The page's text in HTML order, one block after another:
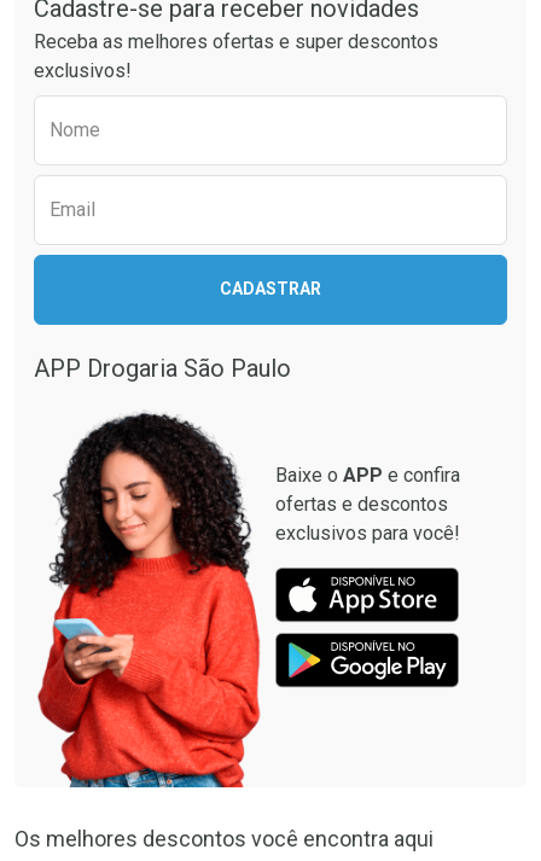
Ativar Desconto
Comprar sem Desconto
Comprar sem Desconto
Por R$ 61,55/cada
Ativar Desconto
Comprar sem Desconto
Comprar sem Desconto
Cadastre-se para receber novidades
Receba as melhores ofertas e super descontos
exclusivos!
Nome
Email
CADASTRAR
APP Drogaria São Paulo
Baixe o APP e confira
ofertas e descontos
exclusivos para você!
Os melhores descontos você encontra aqui